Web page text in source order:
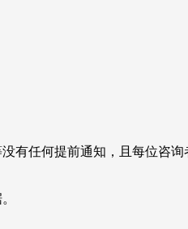
有任何提前通知，且每位咨